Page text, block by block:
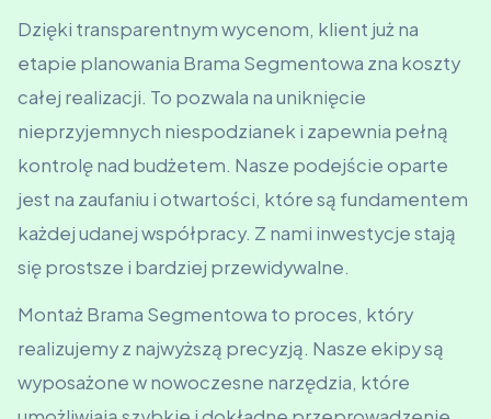
Dzięki transparentnym wycenom, klient już na
etapie planowania Brama Segmentowa zna koszty
całej realizacji. To pozwala na uniknięcie
nieprzyjemnych niespodzianek i zapewnia pełną
kontrolę nad budżetem. Nasze podejście oparte
jest na zaufaniu i otwartości, które są fundamentem
każdej udanej współpracy. Z nami inwestycje stają
się prostsze i bardziej przewidywalne.
Montaż Brama Segmentowa to proces, który
realizujemy z najwyższą precyzją. Nasze ekipy są
wyposażone w nowoczesne narzędzia, które